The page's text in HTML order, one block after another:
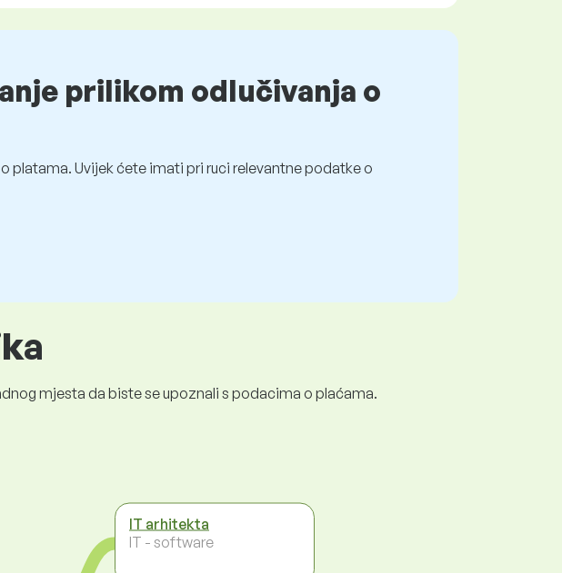
prilikom odlučivanja o
Uvijek ćete imati pri ruci relevantne podatke o
mjesta da biste se upoznali s podacima o plaćama.
IT arhitekta
IT - software